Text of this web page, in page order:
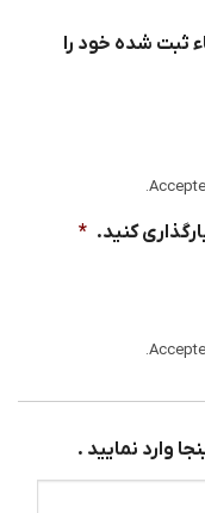
ثبت شده خود را
کنید. *
وارد نمایید .